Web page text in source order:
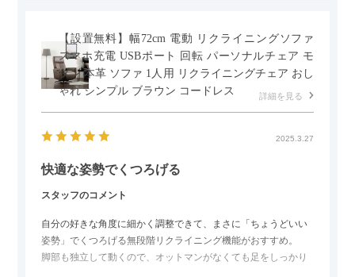
【設置無料】幅72cm 電動 リクライニングソファ
スマホ充電 USBポート 回転 パーソナルチェア モ
ダン 本革 ソファ 1人用 リクライニングチェア おし
ゃれ シンプル ブラウン コードレス
詳細を見る
2025.3.27
快適な姿勢でくつろげる
スタッフのコメント
自分の好きな角度に細かく調整できて、まさに「ちょうどいい
姿勢」でくつろげる無段階リクライニング機能がおすすめ。
脚部も独立して動くので、オットマンがなくても足をしっかり